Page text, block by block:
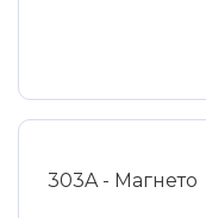
303A - Магнето